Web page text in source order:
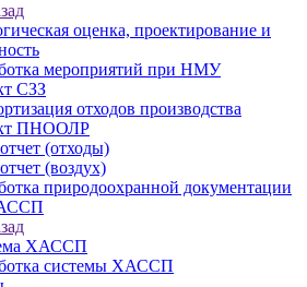
оценка, проектирование и
мероприятий при НМУ
СЗЗ
отходов производства
ПНООЛР
(отходы)
(воздух)
природоохранной документации
ХАССП
системы ХАССП